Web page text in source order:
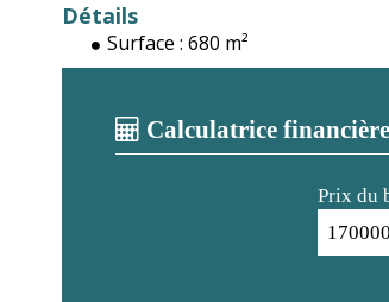
Détails
Surface : 680 m²
Calculatrice financière
Prix du